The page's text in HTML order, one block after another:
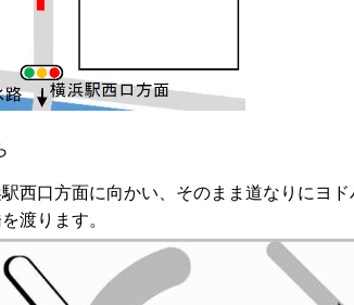
西口方面に向かい、そのまま道なりにヨ
渡ります。